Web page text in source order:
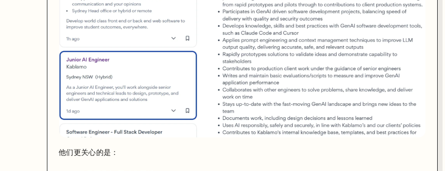
工程化思维
AI 能力真正集成进系统
是否能交付一个可上线、可解释、可维护的产品
不少同学已经学过前端、后端，甚至写过项目，但依然：
他们更关心的是：